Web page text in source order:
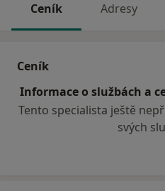
Ceník Adresy
Ceník
Informace o službách a
Tento specialista ještě
svých